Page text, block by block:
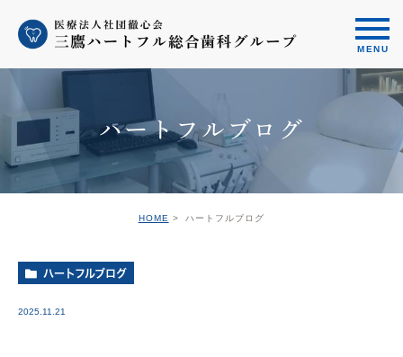
ハートフルブログ
HOME ハートフルブログ
ハートフルブログ
2025.11.21